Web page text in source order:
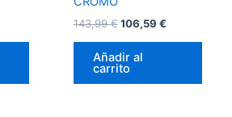
143,99€ 106,59 €
Añadir al
carrito